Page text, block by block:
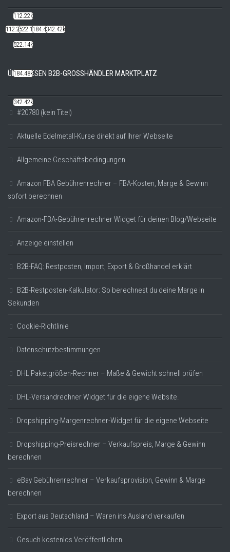
112.22k522.14k184.48k342.42k
ÜBER DIESEN B2B-GROSSHÄNDLER MARKTPLATZ
#20780 (kein Titel)
Aktuelle Edelmetall-Kurse direkt auf Ihrer Webseite
Allgemeine Geschäftsbedingungen
Amazon FBA Gebührenrechner – FBA-Kosten, Marge & Gewinn
sofort berechnen
Amazon-FBA-Gebührenrechner Widget für deinen Blog/Webseite
Anzeige einstellen
B2B-FAQ: Restposten, Import, Export & Großhandel erklärt
B2B-Restposten-Kalkulator: So berechnest du deine Marge in
Sekunden
Cookie-Richtlinie
Datenschutzbestimmungen
DHL Paketgrößen-Rechner – Maße & Gewicht schnell prüfen
DHL-Versandrechner Widget für die eigene Website.
Dropshipping-Margenrechner-Widget für die eigene Webseite
Dropshipping-Preisrechner – Verkaufspreis, Marge & Gewinn
berechnen
eBay Gebührenrechner – Verkaufsprovision, Gewinn & Marge
berechnen
Export aus Deutschland – Waren ins Ausland verkaufen
Gesuch kostenlos Veröffentlichen
112.22k
522.14k
184.48k
342.42k